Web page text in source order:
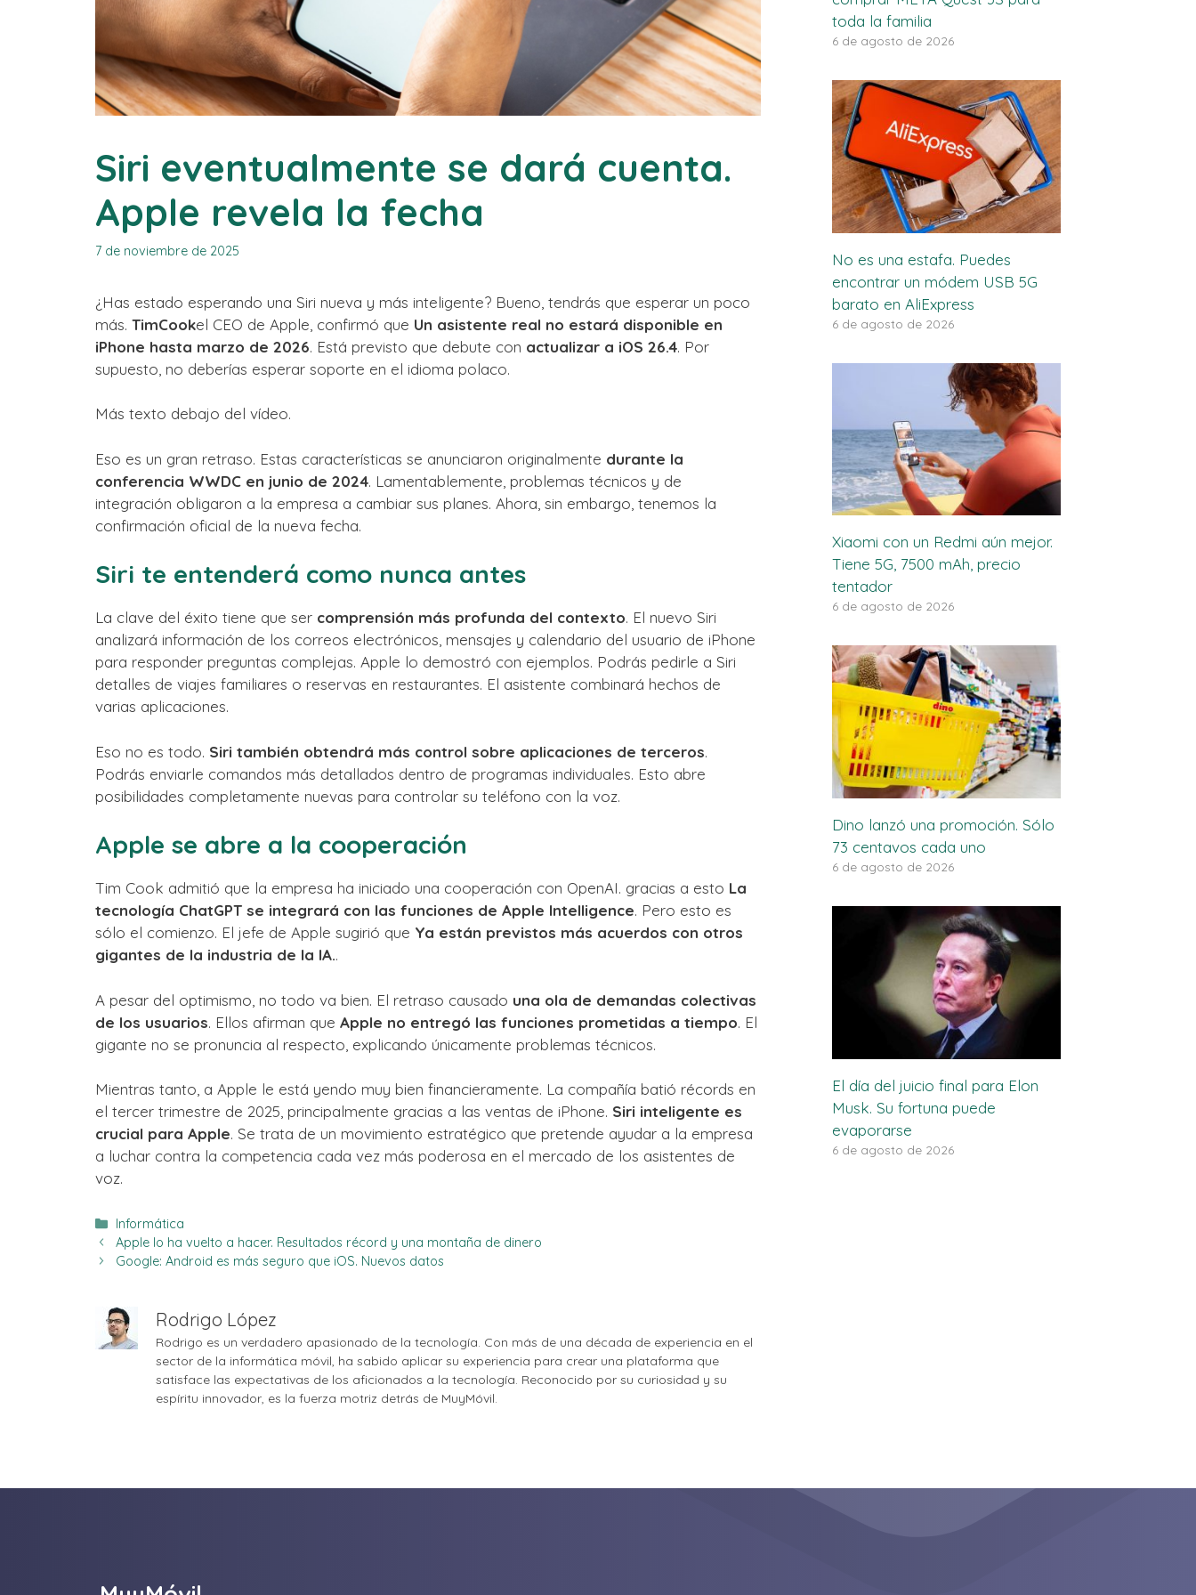
Siri eventualmente se dará cuenta.
Apple revela la fecha
7 de noviembre de 2025
¿Has estado esperando una Siri nueva y más inteligente? Bueno, tendrás que esperar un poco
más. TimCookel CEO de Apple, confirmó que Un asistente real no estará disponible en
iPhone hasta marzo de 2026. Está previsto que debute con actualizar a iOS 26.4. Por
supuesto, no deberías esperar soporte en el idioma polaco.
Más texto debajo del vídeo.
Eso es un gran retraso. Estas características se anunciaron originalmente durante la
conferencia WWDC en junio de 2024. Lamentablemente, problemas técnicos y de
integración obligaron a la empresa a cambiar sus planes. Ahora, sin embargo, tenemos la
confirmación oficial de la nueva fecha.
Siri te entenderá como nunca antes
La clave del éxito tiene que ser comprensión más profunda del contexto. El nuevo Siri
analizará información de los correos electrónicos, mensajes y calendario del usuario de iPhone
para responder preguntas complejas. Apple lo demostró con ejemplos. Podrás pedirle a Siri
detalles de viajes familiares o reservas en restaurantes. El asistente combinará hechos de
varias aplicaciones.
Eso no es todo. Siri también obtendrá más control sobre aplicaciones de terceros.
Podrás enviarle comandos más detallados dentro de programas individuales. Esto abre
posibilidades completamente nuevas para controlar su teléfono con la voz.
Apple se abre a la cooperación
Tim Cook admitió que la empresa ha iniciado una cooperación con OpenAI. gracias a esto La
tecnología ChatGPT se integrará con las funciones de Apple Intelligence. Pero esto es
sólo el comienzo. El jefe de Apple sugirió que Ya están previstos más acuerdos con otros
gigantes de la industria de la IA..
A pesar del optimismo, no todo va bien. El retraso causado una ola de demandas colectivas
de los usuarios. Ellos afirman que Apple no entregó las funciones prometidas a tiempo. El
gigante no se pronuncia al respecto, explicando únicamente problemas técnicos.
Mientras tanto, a Apple le está yendo muy bien financieramente. La compañía batió récords en
el tercer trimestre de 2025, principalmente gracias a las ventas de iPhone. Siri inteligente es
crucial para Apple. Se trata de un movimiento estratégico que pretende ayudar a la empresa
a luchar contra la competencia cada vez más poderosa en el mercado de los asistentes de
voz.
Categorías
Informática
Apple lo ha vuelto a hacer. Resultados récord y una montaña de dinero
Google: Android es más seguro que iOS. Nuevos datos
Rodrigo López
Rodrigo es un verdadero apasionado de la tecnología. Con más de una década de experiencia en el
sector de la informática móvil, ha sabido aplicar su experiencia para crear una plataforma que
satisface las expectativas de los aficionados a la tecnología. Reconocido por su curiosidad y su
espíritu innovador, es la fuerza motriz detrás de MuyMóvil.
toda la familia
6 de agosto de 2026
No es una estafa. Puedes
encontrar un módem USB 5G
barato en AliExpress
6 de agosto de 2026
Xiaomi con un Redmi aún mejor.
Tiene 5G, 7500 mAh, precio
tentador
6 de agosto de 2026
Dino lanzó una promoción. Sólo
73 centavos cada uno
6 de agosto de 2026
El día del juicio final para Elon
Musk. Su fortuna puede
evaporarse
6 de agosto de 2026